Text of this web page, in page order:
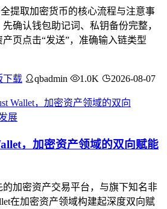
全提取加密货币的核心流程与注意事
确认钱包助记词、私钥备份完整，
页点击“发送”，准确输入链类型
下载 qbadmin 1.0K 2026-08-07
，加密资产领域的双向赋能
的加密资产交易平台，与旗下知名非
在加密资产领域构建起深度双向赋